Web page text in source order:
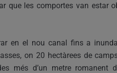
que les comportes van estar
en el nou canal fins a
on 20 hectàrees de
més d’un metre romanent